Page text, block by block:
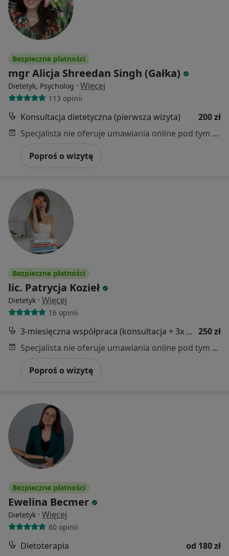
Bezpieczne płatności
mgr Alicja Shreedan Singh (Gałka)
Dietetyk, Psycholog · Więcej
113 opinii
Konsultacja dietetyczna (pierwsza wizyta)
200 zł
Specjalista nie oferuje umawiania online pod tym adresem.
Poproś o wizytę
Bezpieczne płatności
lic. Patrycja Kozieł
Dietetyk · Więcej
16 opinii
3-miesięczna współpraca (konsultacja + 3x plan żywieniowy + stały kontakt) 250 zł
Specjalista nie oferuje umawiania online pod tym adresem.
Poproś o wizytę
Bezpieczne płatności
Ewelina Becmer
Dietetyk · Więcej
60 opinii
Dietoterapia od 180 zł